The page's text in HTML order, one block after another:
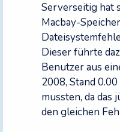
Serverseitig hat
Macbay-
Dieser führte
Benutzer aus
2008, Stand
mussten, da das
den gleichen